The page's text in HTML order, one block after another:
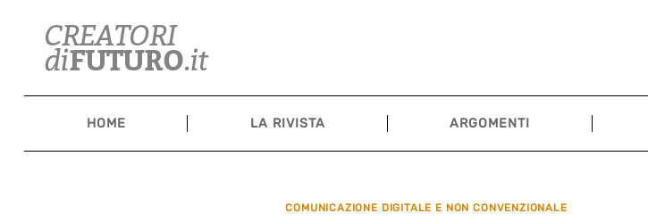
content
HOME LA RIVISTA ARGOMENTI
COMUNICAZIONE DIGITALE E NON CONVENZIONALE